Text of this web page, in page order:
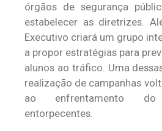
órgãos de segurança
estabelecer as diretrizes.
Executivo criará um grupo
a propor estratégias para
alunos ao tráfico. Uma
realização de campanhas
ao enfrentamento
entorpecentes.